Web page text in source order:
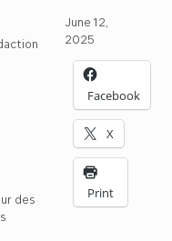
des
June 12,
2025
Facebook
X
Print